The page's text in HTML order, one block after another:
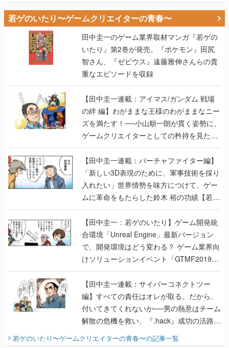
若ゲのいたり〜ゲームクリエイターの青春〜
田中圭一のゲーム業界取材マンガ『若ゲの
いたり』第2巻が発売。『ポケモン』田尻
智さん、『ゼビウス』遠藤雅伸さんらの貴
重なエピソードを収録
【田中圭一連載：アイマス/ガンダム 戦場
の絆 編】わがままな王様のわがままなニー
ズを満たす！──小山順一朗が貫く姿勢に、
ゲームクリエイターとしての矜持を見た
【若ゲのいたり最終回】
【田中圭一連載：バーチャファイター編】
「新しい3D表現のために、軍事技術を採り
入れたい」世界情勢を味方につけて、ゲー
ムに革命をもたらした鈴木 裕の功績【若ゲ
のいたり】
【田中圭一：若ゲのいたり】ゲーム開発統
合環境「Unreal Engine」最新バージョン
で、開発環境はどう変わる？ ゲーム業界向
けソリューションイベント「GTMF2019」
に行って、より理解を深めよう【PR】
【田中圭一連載：サイバーコネクトツー
編】すべての責任はオレが取る。だから、
付いてきてくれないか──男の熱意はチーム
解散の危機を救い、『.hack』成功の活路を
『少年ジャンプ』色だった【若ゲのいた
若ゲのいたり〜ゲームクリエイターの青春〜の記事一覧